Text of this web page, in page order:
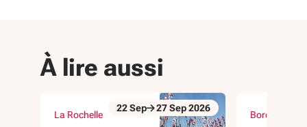
À lire aussi
La Rochelle
évènement
Du 22 Sep au 27 Sep 2026
22Sep 27Sep2026
Bordeaux
évènement
Du 23 Sep au